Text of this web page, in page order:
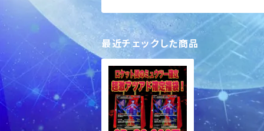
最近チェックした商品